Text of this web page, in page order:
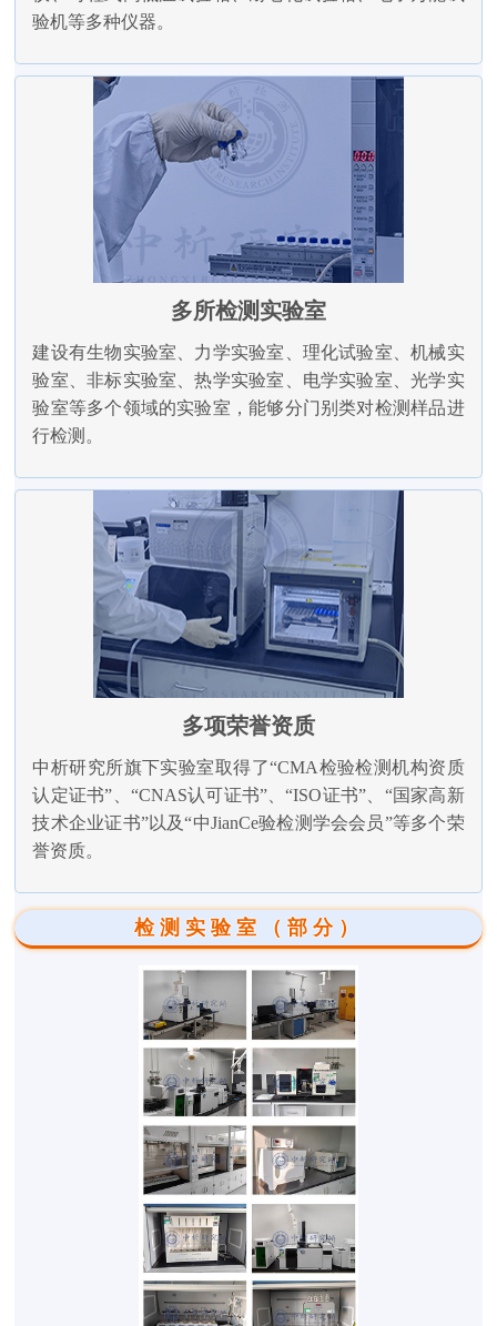
验机等多种仪器。
多所检测实验室
建设有生物实验室、力学实验室、理化试验室、机械实
验室、非标实验室、热学实验室、电学实验室、光学实
验室等多个领域的实验室，能够分门别类对检测样品进
行检测。
多项荣誉资质
中析研究所旗下实验室取得了“CMA检验检测机构资质
认定证书”、“CNAS认可证书”、“ISO证书”、“国家高新
技术企业证书”以及“中JianCe验检测学会会员”等多个荣
誉资质。
检测实验室（部分）